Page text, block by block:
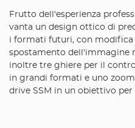
Frutto dell'esperienza
vanta un design ottico di
i formati futuri, con modifica
spostamento dell'immagine
inoltre tre ghiere per il
in grandi formati e uno
drive SSM in un obiettivo per